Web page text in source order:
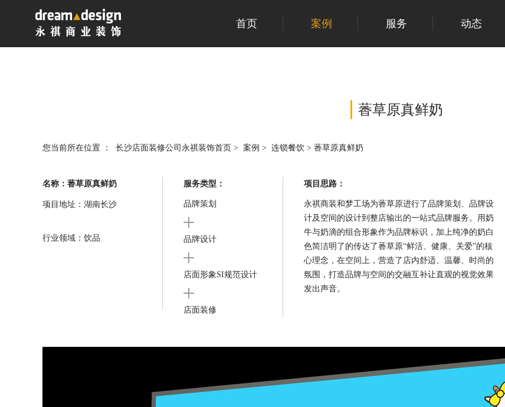
首页 案例 服务 动态
萫草原真鲜奶
您当前所在位置 ： 长沙店面装修公司永祺装饰首页 > 案例 > 连锁餐饮 > 萫草原真鲜奶
名称：萫草原真鲜奶
项目地址：湖南长沙
行业领域：饮品
服务类型：
品牌策划
品牌设计
店面形象SI规范设计
店面装修
项目思路：
永祺商装和梦工场为萫草原进行了品牌策划、品牌设
计及空间的设计到整店输出的一站式品牌服务。用奶
牛与奶滴的组合形象作为品牌标识，加上纯净的奶白
色简洁明了的传达了萫草原“鲜活、健康、关爱”的核
心理念，在空间上，营造了店内舒适、温馨、时尚的
氛围，打造品牌与空间的交融互补让直观的视觉效果
发出声音。